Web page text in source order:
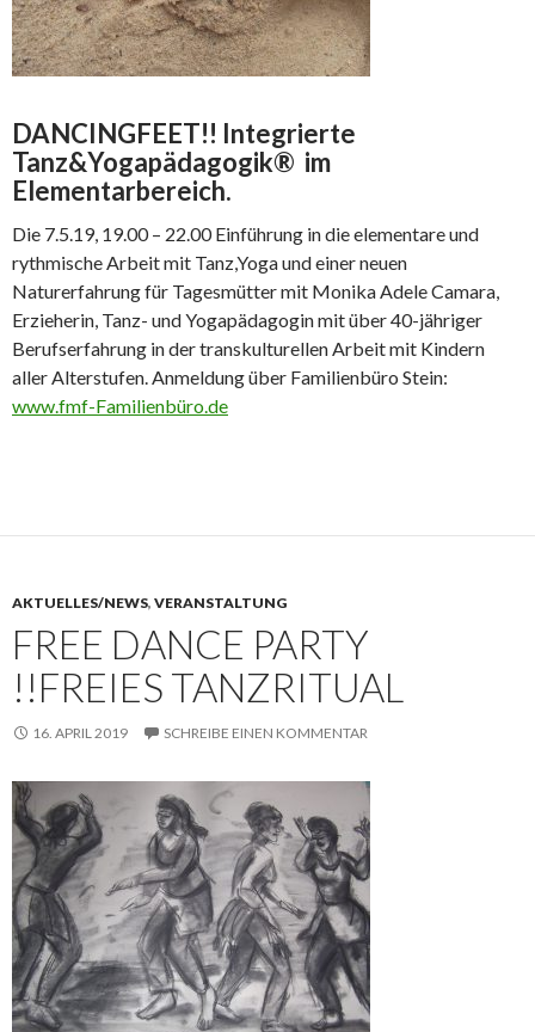
DANCINGFEET!! Integrierte
Tanz&Yogapädagogik® im
Elementarbereich.
Die 7.5.19, 19.00 – 22.00 Einführung in die elementare und
rythmische Arbeit mit Tanz,Yoga und einer neuen
Naturerfahrung für Tagesmütter mit Monika Adele Camara,
Erzieherin, Tanz- und Yogapädagogin mit über 40-jähriger
Berufserfahrung in der transkulturellen Arbeit mit Kindern
aller Alterstufen. Anmeldung über Familienbüro Stein:
www.fmf-Familienbüro.de
AKTUELLES/NEWS, VERANSTALTUNG
FREE DANCE PARTY
!!FREIES TANZRITUAL
16. APRIL 2019 SCHREIBE EINEN KOMMENTAR